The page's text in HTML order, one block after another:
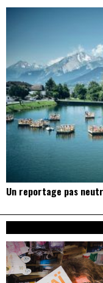
Un reportage pas